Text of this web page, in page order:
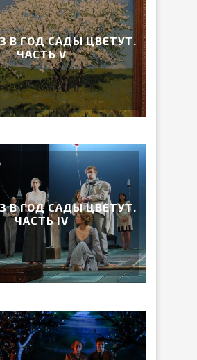
В ГОД САДЫ ЦВЕТУТ.
ЧАСТЬ V
В ГОД САДЫ ЦВЕТУТ.
ЧАСТЬ IV